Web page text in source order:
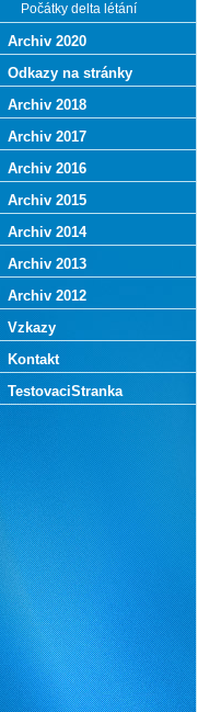
Počátky delta létání
Archiv 2020
Odkazy na stránky
Archiv 2018
Archiv 2017
Archiv 2016
Archiv 2015
Archiv 2014
Archiv 2013
Archiv 2012
Vzkazy
Kontakt
TestovaciStranka